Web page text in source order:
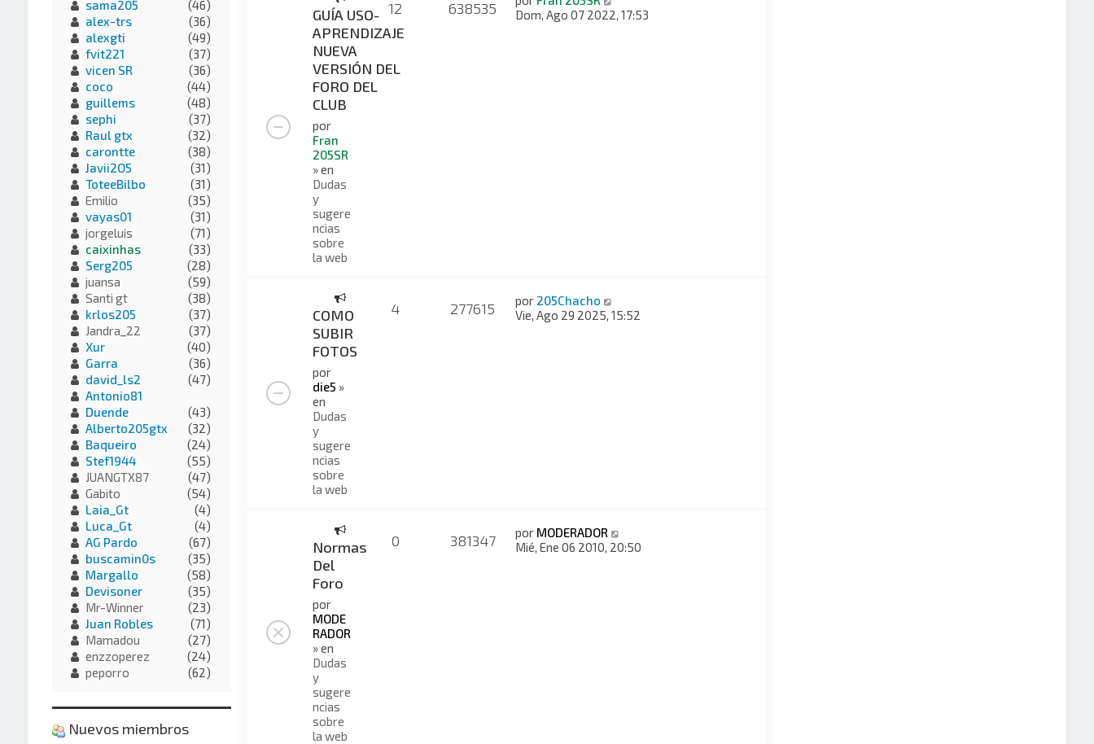
GUÍA USO-
APRENDIZAJE
NUEVA
VERSIÓN DEL
FORO DEL
CLUB
por
Fran
205SR
» en
Dudas
y
sugere
ncias
sobre
la web
12 638535
Dom, Ago 07 2022, 17:53
COMO
SUBIR
FOTOS
por
die5 »
en
Dudas
y
sugere
ncias
sobre
la web
4 277615 por 205Chacho
Vie, Ago 29 2025, 15:52
Normas
Del
Foro
por
MODE
RADOR
» en
Dudas
y
sugere
ncias
sobre
la web
0 381347 por MODERADOR
Mié, Ene 06 2010, 20:50
sama205
(46)
alex-trs
(36)
alexgti
(49)
fvit221
(37)
vicen SR
(36)
coco
(44)
guillems
(48)
sephi
(37)
Raul gtx
(32)
carontte
(38)
Javii2O5
(31)
ToteeBilbo
(31)
Emilio
(35)
vayas01
(31)
jorgeluis
(71)
caixinhas
(33)
Serg205
(28)
juansa
(59)
Santi gt
(38)
krlos205
(37)
Jandra_22
(37)
Xur
(40)
Garra
(36)
david_ls2
(47)
Antonio81
Duende
(43)
Alberto205gtx
(32)
Baqueiro
(24)
Stef1944
(55)
JUANGTX87
(47)
Gabito
(54)
Laia_Gt
(4)
Luca_Gt
(4)
AG Pardo
(67)
buscamin0s
(35)
Margallo
(58)
Devisoner
(35)
Mr-Winner
(23)
Juan Robles
(71)
Mamadou
(27)
enzzoperez
(24)
peporro
(62)
Nuevos miembros